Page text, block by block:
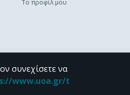
Το προφίλ μου
συνεχίσετε να
www.uoa.gr/t